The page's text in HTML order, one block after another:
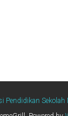
Pendidikan Sekolah